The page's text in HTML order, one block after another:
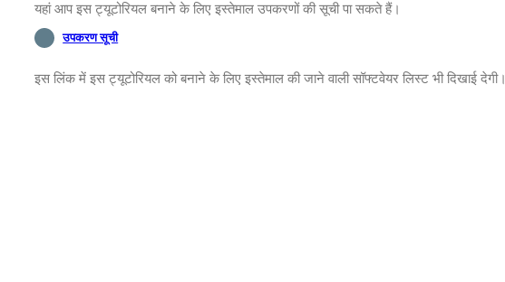
यहां आप इस ट्यूटोरियल बनाने के लिए इस्तेमाल उपकरणों की सूची पा सकते हैं।
उपकरण सूची
इस लिंक में इस ट्यूटोरियल को बनाने के लिए इस्तेमाल की जाने वाली सॉफ्टवेयर लिस्ट भी दिखाई देगी।